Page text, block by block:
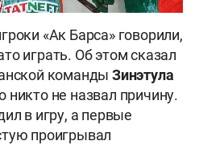
«Ак Барса» говорили,
играть. Об этом сказал
команды Зинэтула
никто не назвал причину.
в игру, а первые
проигрывал